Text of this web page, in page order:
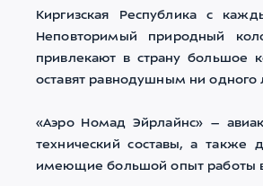
Киргизская Республика с
Неповторимый природный
привлекают в страну большое
оставят равнодушным ни одного
«Аэро Номад Эйрлайнс» –
технический составы, а также
имеющие большой опыт работы